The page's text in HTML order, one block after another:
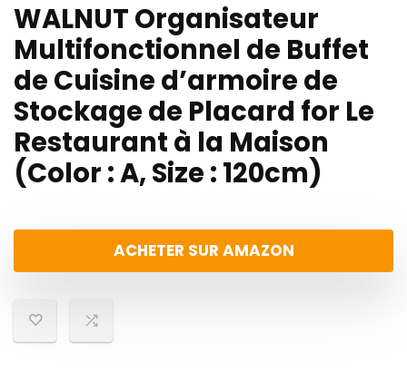
WALNUT Organisateur
Multifonctionnel de Buffet
de Cuisine d’armoire de
Stockage de Placard for Le
Restaurant à la Maison
(Color : A, Size : 120cm)
ACHETER SUR AMAZON